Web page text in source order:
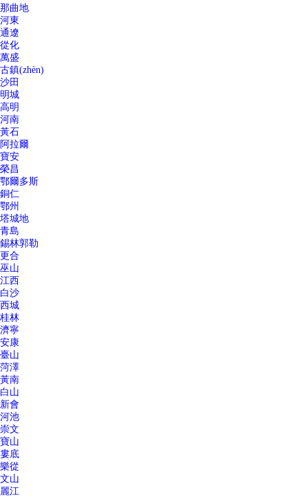
那曲地
河東
通遼
從化
萬盛
古鎮(zhèn)
沙田
明城
高明
河南
黃石
阿拉爾
寶安
榮昌
鄂爾多斯
銅仁
鄂州
塔城地
青島
錫林郭勒
更合
巫山
江西
白沙
西城
桂林
濟寧
安康
臺山
菏澤
黃南
白山
新會
河池
崇文
寶山
婁底
樂從
文山
麗江